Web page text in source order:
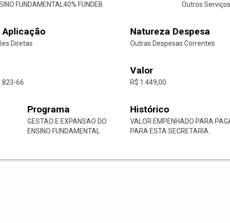
FUNDAMENTAL40% FUNDEB Outros
Aplicação
Diretas
Natureza Despesa
Outras Despesas Correntes
66
Valor
R$ 1.449,00
Programa
GESTAO E EXPANSAO DO
ENSINO FUNDAMENTAL
Histórico
VALOR EMPENHADO PARA
PARA ESTA SECRETARIA.